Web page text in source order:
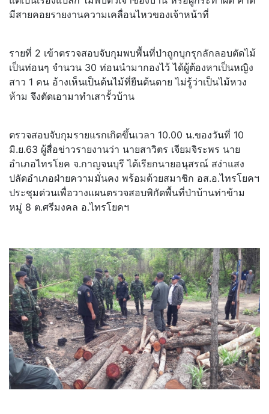
มีสายคอยรายงานความเคลื่อนไหวของเจ้าหน้าที่
รายที่ 2 เข้าตรวจสอบจับกุมพบพื้นที่ป่าถูกบุกรุกลักลอบตัดไม้
เป็นท่อนๆ จำนวน 30 ท่อนนำมากองไว้ ได้ผู้ต้องหาเป็นหญิง
สาว 1 คน อ้างเห็นเป็นต้นไม้ที่ยืนต้นตาย ไม่รู้ว่าเป็นไม้หวง
ห้าม จึงตัดเอามาทำเสารั้วบ้าน
ตรวจสอบจับกุมรายแรกเกิดขึ้นเวลา 10.00 น.ของวันที่ 10
มิ.ย.63 ผู้สื่อข่าวรายงานว่า นายสาวิตร เจียมจิระพร นาย
อำเภอไทรโยค จ.กาญจนบุรี ได้เรียกนายอนุสรณ์ สง่าแสง
ปลัดอำเภอฝ่ายความมั่นคง พร้อมด้วยสมาชิก อส.อ.ไทรโยคฯ
ประชุมด่วนเพื่อวางแผนตรวจสอบพิกัดพื้นที่ป่าบ้านท่าข้าม
หมู่ 8 ต.ศรีมงคล อ.ไทรโยคฯ